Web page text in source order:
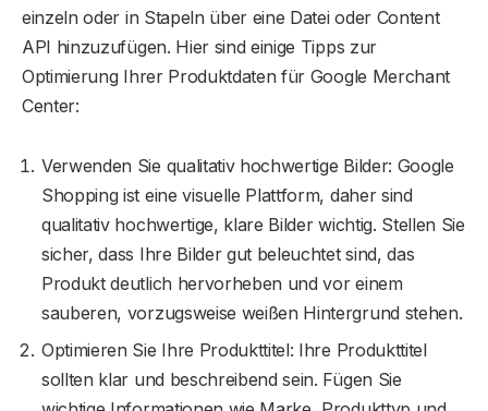
einzeln oder in Stapeln über eine Datei oder Content
API hinzuzufügen. Hier sind einige Tipps zur
Optimierung Ihrer Produktdaten für Google Merchant
Center:
Verwenden Sie qualitativ hochwertige Bilder: Google
Shopping ist eine visuelle Plattform, daher sind
qualitativ hochwertige, klare Bilder wichtig. Stellen Sie
sicher, dass Ihre Bilder gut beleuchtet sind, das
Produkt deutlich hervorheben und vor einem
sauberen, vorzugsweise weißen Hintergrund stehen.
Optimieren Sie Ihre Produkttitel: Ihre Produkttitel
sollten klar und beschreibend sein. Fügen Sie